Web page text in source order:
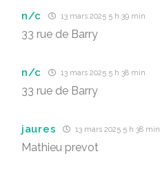
n/c 13 mars 2025 5 h 39 min
33 rue de Barry
n/c 13 mars 2025 5 h 38 min
33 rue de Barry
jaures 13 mars 2025 5 h 38 min
Mathieu prevot